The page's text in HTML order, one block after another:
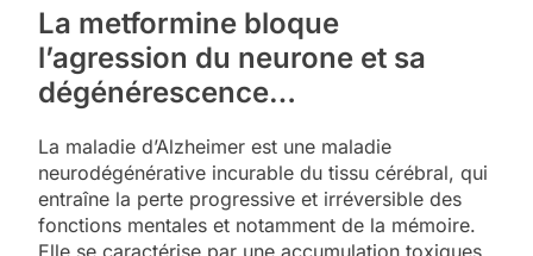
La metformine bloque
l’agression du neurone et sa
dégénérescence…
La maladie d’Alzheimer est une maladie
neurodégénérative incurable du tissu cérébral, qui
entraîne la perte progressive et irréversible des
fonctions mentales et notamment de la mémoire.